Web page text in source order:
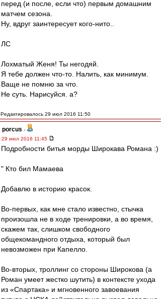
перед (и после, если что) первым домашним
матчем сезона.
Ну, вдруг заинтересует кого-нито..
ЛС
Лохматый Женя! Ты негодяй.
Я тебе должен что-то. Налить, как минимум.
Ваще не помню за что.
Не суть. Нарисуйся. а?
Редактировалось 29 июл 2016 11:50
porcus -
29 июл 2016 11:45
Подробности битья морды Широкава Романа :)
" Кто бил Мамаева
Добавлю в историю красок.
Во-первых, как мне стало известно, стычка
произошла не в ходе тренировки, а во время,
скажем так, слишком свободного
общекомандного отдыха, который был
невозможен при Капелло.
Во-вторых, троллинг со стороны Широкова (а
Роман умеет жестко шутить) в контексте ухода
из «Спартака» и мгновенного завоевания